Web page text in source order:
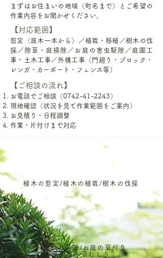
まずはお住まいの地域（町名まで）とご希望の
作業内容をお聞かせください。
【対応範囲】
剪定（庭木一本から）／植栽・移植／樹木の伐
採／除草・庭掃除／お庭の害虫駆除／庭園工
事・土木工事／外構工事（門廻り・ブロック・
レンガ・カーポート・フェンス等）
【ご相談の流れ】
お電話でご相談（0742-41-2243）
現地確認（状況を見て作業範囲をご案内）
お見積り・日程調整
作業・片付けまで対応
植木の剪定/植木の植栽/樹木の伐採
お庭のお掃除/お庭の草刈り
草引き・草むしり